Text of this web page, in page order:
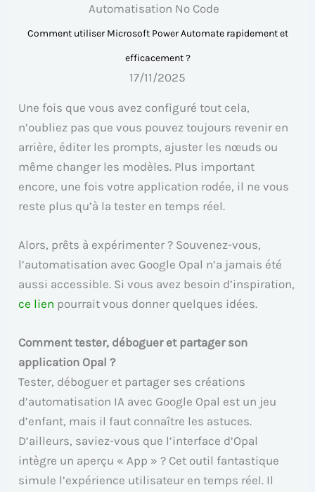
Automatisation No Code
Comment utiliser Microsoft Power Automate rapidement et
efficacement ?
17/11/2025
Une fois que vous avez configuré tout cela,
n’oubliez pas que vous pouvez toujours revenir en
arrière, éditer les prompts, ajuster les nœuds ou
même changer les modèles. Plus important
encore, une fois votre application rodée, il ne vous
reste plus qu’à la tester en temps réel.
Alors, prêts à expérimenter ? Souvenez-vous,
l’automatisation avec Google Opal n’a jamais été
aussi accessible. Si vous avez besoin d’inspiration,
ce lien pourrait vous donner quelques idées.
Comment tester, déboguer et partager son
application Opal ?
Tester, déboguer et partager ses créations
d’automatisation IA avec Google Opal est un jeu
d’enfant, mais il faut connaître les astuces.
D’ailleurs, saviez-vous que l’interface d’Opal
intègre un aperçu « App » ? Cet outil fantastique
simule l’expérience utilisateur en temps réel. Il